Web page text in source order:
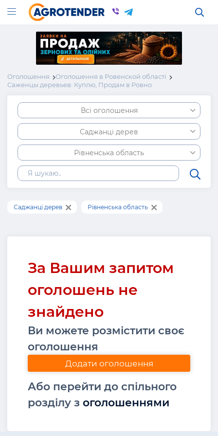
Оголошення
Оголошення в Ровенской області
Саженцы деревьев: Куплю, Продам в Ровно
Всі оголошення
Саджанці дерев
Рівненська область
Саджанці дерев Рівненська область
За Вашим запитом
оголошень не
знайдено
Ви можете розмістити своє
оголошення
Додати оголошення
Або перейти до спільного
розділу з оголошеннями